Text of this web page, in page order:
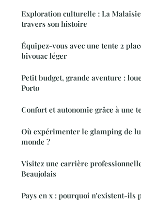
Exploration culturelle : La
travers son histoire
Équipez-vous avec une tente 2
bivouac léger
Petit budget, grande aventure :
Porto
Confort et autonomie grâce à une
Où expérimenter le glamping de
monde ?
Visitez une carrière
Beaujolais
Pays en x : pourquoi n'existent-ils